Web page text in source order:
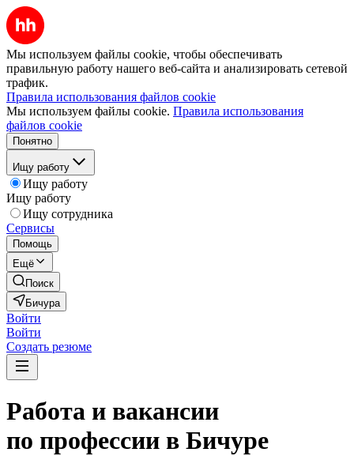
Мы используем файлы cookie, чтобы обеспечивать
правильную работу нашего веб-сайта и анализировать сетевой
трафик.
Правила использования файлов cookie
Мы используем файлы cookie. Правила использования
файлов cookie
Понятно
Ищу работу
Ищу работу
Ищу работу
Ищу сотрудника
Сервисы
Помощь
Ещё
Поиск
Бичура
Войти
Войти
Создать резюме
Работа и вакансии
по профессии в Бичуре